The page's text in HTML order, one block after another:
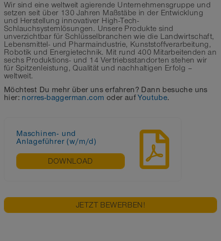
Wir sind eine weltweit agierende Unternehmensgruppe und
setzen seit über 130 Jahren Maßstäbe in der Entwicklung
und Herstellung innovativer High-Tech-
Schlauchsystemlösungen. Unsere Produkte sind
unverzichtbar für Schlüsselbranchen wie die Landwirtschaft,
Lebensmittel- und Pharmaindustrie, Kunststoffverarbeitung,
Robotik und Energietechnik. Mit rund 400 Mitarbeitenden an
sechs Produktions- und 14 Vertriebsstandorten stehen wir
für Spitzenleistung, Qualität und nachhaltigen Erfolg –
weltweit.
Möchtest Du mehr über uns erfahren? Dann besuche uns
hier: norres-baggerman.com oder aufYoutube.
Maschinen- und
Anlageführer (w/m/d)
DOWNLOAD
JETZT BEWERBEN!